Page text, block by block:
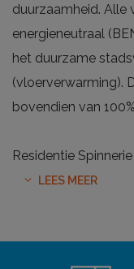
duurzaamheid. Alle
energieneutraal
het duurzame
(vloerverwarming).
bovendien van
Residentie Spinnerie
LEES MEER